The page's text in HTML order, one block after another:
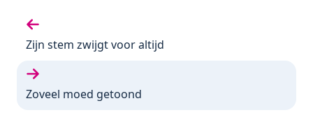
Vorige gedicht:
Zijn stem zwijgt voor altijd
Volgende gedicht:
Zoveel moed getoond